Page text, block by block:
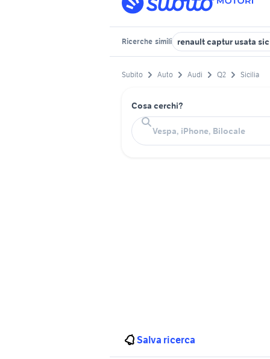
Ricerche simili renault captur usata
Subito Auto Audi Q2 Sicilia
Cosa cerchi?
Salva ricerca